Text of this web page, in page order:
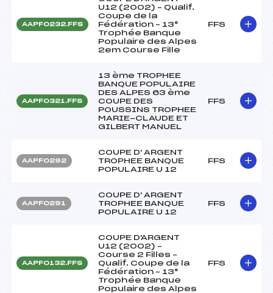
AAPF0232.FFS
U12 (2002) – Qualif.
Coupe de la
Fédération – 13°
Trophée Banque
Populaire des Alpes
2em Course Fille
FFS
AAPF0321.FFS
13 ème TROPHEE
BANQUE POPULAIRE
DES ALPES 63 ème
COUPE DES
POUSSINS TROPHEE
MARIE-CLAUDE ET
GILBERT MANUEL
FFS
AAPF0292
COUPE D' ARGENT
TROPHEE BANQUE
POPULAIRE U 12
FFS
AAPF0291
COUPE D' ARGENT
TROPHEE BANQUE
POPULAIRE U 12
FFS
AAPF0132.FFS
COUPE D'ARGENT
U12 (2002) –
Course 2 Filles –
Qualif. Coupe de la
Fédération – 13°
Trophée Banque
Populaire des Alpes
FFS